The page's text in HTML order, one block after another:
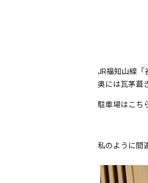
JR福知山線「
奥には瓦茅葺
駐車場はこち
私のように間